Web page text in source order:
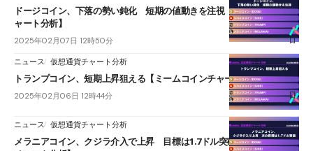
ドージコイン、下落の勢い鈍化 短期の値動きを注視【ミームコインチ
ャート分析】
2025年02月07日 12時50分
ニュース 仮想通貨チャート分析
トランプコイン、短期上昇狙える【ミームコインチャート分析】
2025年02月06日 12時44分
ニュース 仮想通貨チャート分析
メラニアコイン、クジラ介入で上昇 目標は1.7ドル突破【ミームコイン